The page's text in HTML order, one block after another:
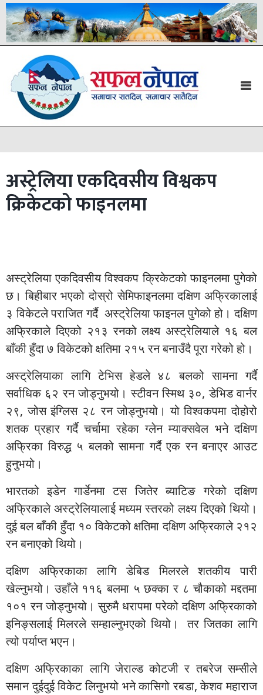
अस्ट्रेलिया एकदिवसीय विश्वकप
क्रिकेटको फाइनलमा
अस्ट्रेलिया एकदिवसीय विश्वकप क्रिकेटको फाइनलमा पुगेको
छ। बिहीबार भएको दोस्रो सेमिफाइनलमा दक्षिण अफ्रिकालाई
३ विकेटले पराजित गर्दै अस्ट्रेलिया फाइनल पुगेको हो। दक्षिण
अफ्रिकाले दिएको २१३ रनको लक्ष्य अस्ट्रेलियाले १६ बल
बाँकी हुँदा ७ विकेटको क्षतिमा २१५ रन बनाउँदै पूरा गरेको हो।
अस्ट्रेलियाका लागि टेभिस हेडले ४८ बलको सामना गर्दै
सर्वाधिक ६२ रन जोड्नुभयो। स्टीवन स्मिथ ३०, डेभिड वार्नर
२९, जोस इंग्लिस २८ रन जोड्नुभयो। यो विश्वकपमा दोहोरो
शतक प्रहार गर्दै चर्चामा रहेका ग्लेन म्याक्सवेल भने दक्षिण
अफ्रिका विरुद्ध ५ बलको सामना गर्दै एक रन बनाएर आउट
हुनुभयो।
भारतको इडेन गार्डेनमा टस जितेर ब्याटिङ गरेको दक्षिण
अफ्रिकाले अस्ट्रेलियालाई मध्यम स्तरको लक्ष्य दिएको थियो।
दुई बल बाँकी हुँदा १० विकेटको क्षतिमा दक्षिण अफ्रिकाले २१२
रन बनाएको थियो।
दक्षिण अफ्रिकाका लागि डेबिड मिलरले शतकीय पारी
खेल्नुभयो। उहाँले ११६ बलमा ५ छक्का र ८ चौकाको मद्दतमा
१०१ रन जोड्नुभयो। सुरुमै धरापमा परेको दक्षिण अफ्रिकाको
इनिङ्सलाई मिलरले सम्हाल्नुभएको थियो। तर जितका लागि
त्यो पर्याप्त भएन।
दक्षिण अफ्रिकाका लागि जेराल्ड कोटजी र तबरेज सम्सीले
समान दुईदुई विकेट लिनुभयो भने कासिगो रबडा, केशव महाराज